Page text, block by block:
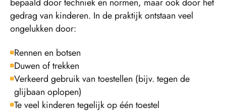
gedrag van kinderen. In de praktijk ontstaan veel
ongelukken door:
Rennen en botsen
Duwen of trekken
Verkeerd gebruik van toestellen (bijv. tegen de
glijbaan oplopen)
Te veel kinderen tegelijk op één toestel